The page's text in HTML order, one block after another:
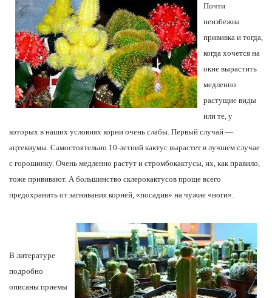
Почти
неизбежна
прививка и тогда,
когда хочется на
окне вырастить
медленно
растущие виды
или те, у
которых в наших условиях корни очень слабы. Первый случай —
ацтекиумы. Самостоятельно 10-летний кактус вырастет в лучшем случае
с горошинку. Очень медленно растут и стромбокактусы, их, как правило,
тоже прививают. А большинство склерокактусов проще всего
предохранить от загнивания корней, «посадив» на чужие «ноги».
В литературе
подробно
описаны приемы